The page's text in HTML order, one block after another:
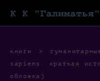
К К "Галиматья"
книги >
sapiens. краткая
обложка)